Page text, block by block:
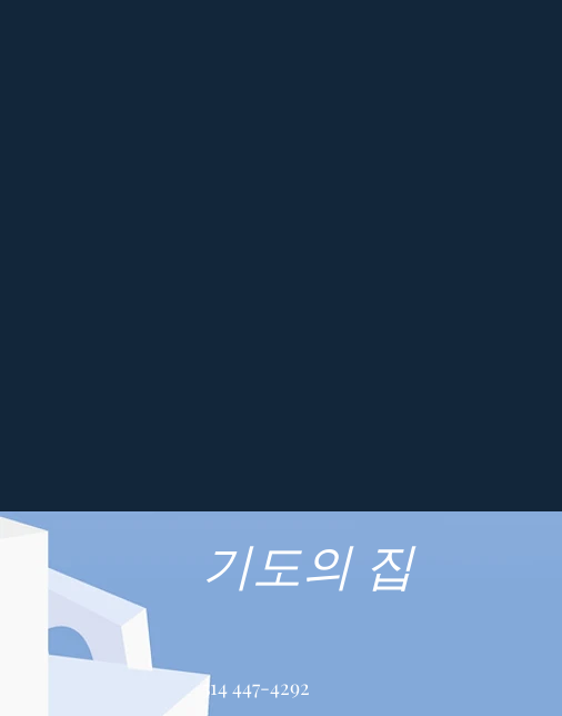
기도의 집
514 447-4292